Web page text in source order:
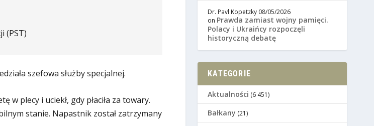
(PST)
szefowa służby specjalnej.
w plecy i uciekł, gdy płaciła za towary.
stanie. Napastnik został zatrzymany
Dr. Pavl Kopetzky 08/05/2026
on Prawda zamiast wojny pamięci.
Polacy i Ukraińcy rozpoczęli
historyczną debatę
KATEGORIE
Aktualności (6 451)
Bałkany (21)